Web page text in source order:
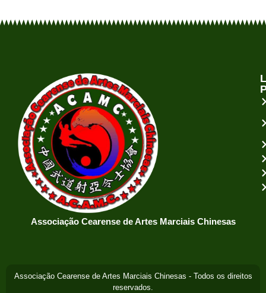
Associação Cearense de Artes Marciais Chinesas
Associação Cearense de Artes Marciais Chinesas - Todos os direitos
reservados.